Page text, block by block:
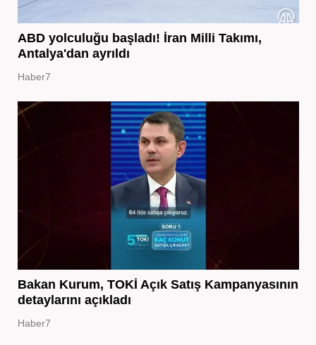
ABD yolculuğu başladı! İran Milli Takımı,
Antalya'dan ayrıldı
Haber7
Bakan Kurum, TOKİ Açık Satış Kampanyasının
detaylarını açıkladı
Haber7